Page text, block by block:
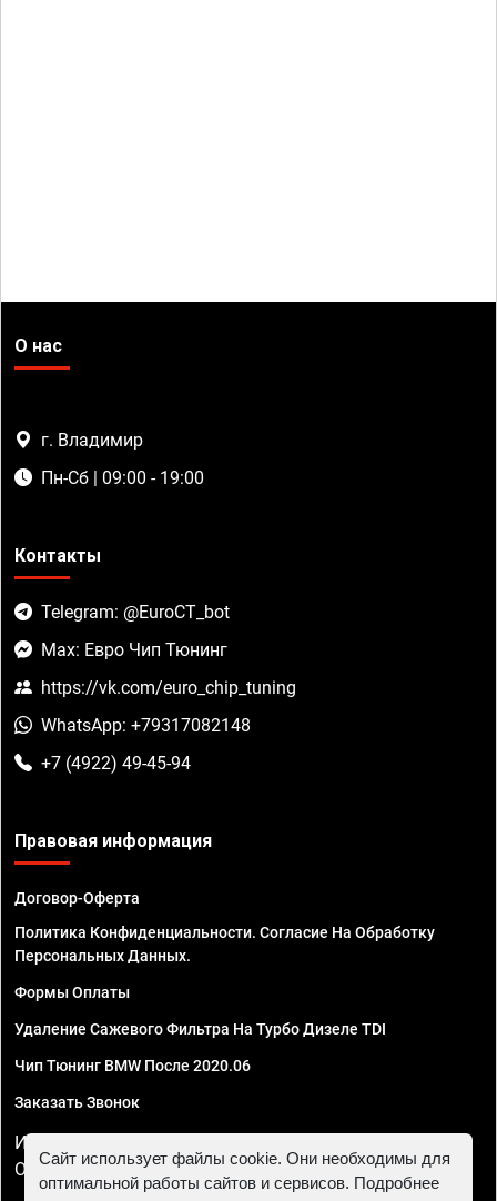
О нас
г. Владимир
Пн-Сб | 09:00 - 19:00
Контакты
Telegram: @EuroCT_bot
Max: Евро Чип Тюнинг
https://vk.com/euro_chip_tuning
WhatsApp: +79317082148
+7 (4922) 49-45-94
Правовая информация
Договор-Оферта
Политика Конфиденциальности. Согласие На Обработку
Персональных Данных.
Формы Оплаты
Удаление Сажевого Фильтра На Турбо Дизеле TDI
Чип Тюнинг BMW После 2020.06
Заказать Звонок
ИП Смирнов Георгий Павлович. ИНН 781302555843,
ОГРНИП 324470400032610
Сайт использует файлы cookie. Они необходимы для
оптимальной работы сайтов и сервисов. Подробнее